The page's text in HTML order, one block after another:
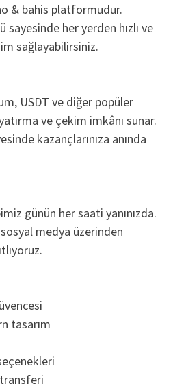
& bahis platformudur.
sayesinde her yerden hızlı ve
sağlayabilirsiniz.
USDT ve diğer popüler
ve çekim imkânı sunar.
kazançlarınıza anında
günün her saati yanınızda.
medya üzerinden
tasarım
transferi